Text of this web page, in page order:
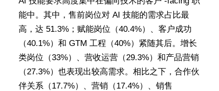
能中。其中，售前岗位对 AI 技能的需求占比最
高，达 51.3%；赋能岗位（40.4%）、客户成功
（40.1%）和 GTM 工程（40%）紧随其后。增长
类岗位（33%）、营收运营（29.3%）和产品营销
（27.3%）也表现出较高需求。相比之下，合作伙
伴关系（17.7%）、营销（17.4%）、销售